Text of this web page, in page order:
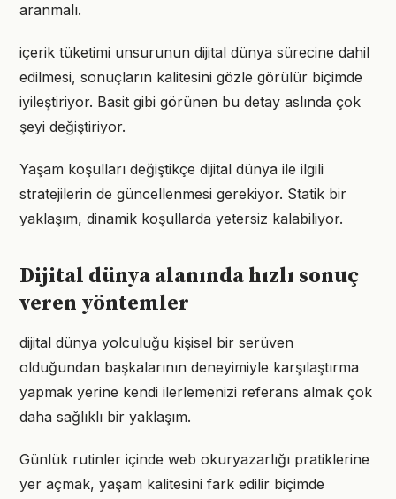
aranmalı.
içerik tüketimi unsurunun dijital dünya sürecine dahil
edilmesi, sonuçların kalitesini gözle görülür biçimde
iyileştiriyor. Basit gibi görünen bu detay aslında çok
şeyi değiştiriyor.
Yaşam koşulları değiştikçe dijital dünya ile ilgili
stratejilerin de güncellenmesi gerekiyor. Statik bir
yaklaşım, dinamik koşullarda yetersiz kalabiliyor.
Dijital dünya alanında hızlı sonuç
veren yöntemler
dijital dünya yolculuğu kişisel bir serüven
olduğundan başkalarının deneyimiyle karşılaştırma
yapmak yerine kendi ilerlemenizi referans almak çok
daha sağlıklı bir yaklaşım.
Günlük rutinler içinde web okuryazarlığı pratiklerine
yer açmak, yaşam kalitesini fark edilir biçimde